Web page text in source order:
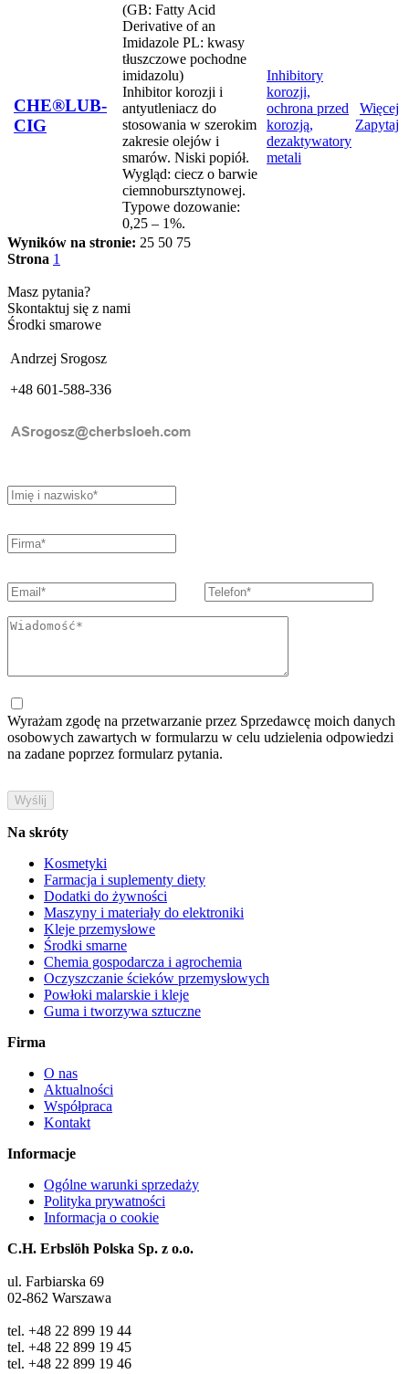
CHE®LUB-
CIG
(GB: Fatty Acid
Derivative of an
Imidazole PL: kwasy
tłuszczowe pochodne
imidazolu)
Inhibitor korozji i
antyutleniacz do
stosowania w szerokim
zakresie olejów i
smarów. Niski popiół.
Wygląd: ciecz o barwie
ciemnobursztynowej.
Typowe dozowanie:
0,25 – 1%.
Inhibitory
korozji,
ochrona przed
korozją,
dezaktywatory
metali
Więcej
Zapytaj
Wyników na stronie: 25 50 75
Strona 1
Masz pytania?
Skontaktuj się z nami
Środki smarowe
Andrzej Srogosz
+48 601-588-336
Wyrażam zgodę na przetwarzanie przez Sprzedawcę moich danych
osobowych zawartych w formularzu w celu udzielenia odpowiedzi
na zadane poprzez formularz pytania.
Na skróty
Kosmetyki
Farmacja i suplementy diety
Dodatki do żywności
Maszyny i materiały do elektroniki
Kleje przemysłowe
Środki smarne
Chemia gospodarcza i agrochemia
Oczyszczanie ścieków przemysłowych
Powłoki malarskie i kleje
Guma i tworzywa sztuczne
Firma
O nas
Aktualności
Współpraca
Kontakt
Informacje
Ogólne warunki sprzedaży
Polityka prywatności
Informacja o cookie
C.H. Erbslöh Polska Sp. z o.o.
ul. Farbiarska 69
02-862 Warszawa
tel. +48 22 899 19 44
tel. +48 22 899 19 45
tel. +48 22 899 19 46